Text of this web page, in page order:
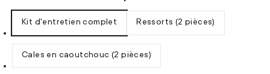
Kit d'entretien complet Ressorts (2 pièces)
Cales en caoutchouc (2 pièces)